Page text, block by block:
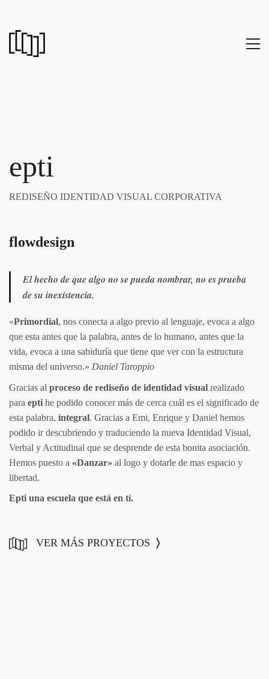
epti
REDISEÑO IDENTIDAD VISUAL CORPORATIVA
flowdesign
El hecho de que algo no se pueda nombrar, no es prueba
de su inexistencia.
«Primordial, nos conecta a algo previo al lenguaje, evoca a algo
que esta antes que la palabra, antes de lo humano, antes que la
vida, evoca a una sabiduría que tiene que ver con la estructura
misma del universo.» Daniel Taroppio
Gracias al proceso de rediseño de identidad visual realizado
para epti he podido conocer más de cerca cuál es el significado de
esta palabra, integral. Gracias a Emi, Enrique y Daniel hemos
podido ir descubriendo y traduciendo la nueva Identidad Visual,
Verbal y Actitudinal que se desprende de esta bonita asociación.
Hemos puesto a «Danzar» al logo y dotarle de mas espacio y
libertad.
Epti una escuela que está en ti.
VER MÁS PROYECTOS 〉